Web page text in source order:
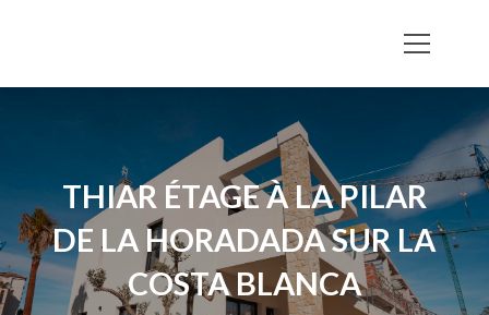
THIAR ÉTAGE À LA PILAR
DE LA HORADADA SUR LA
COSTA BLANCA